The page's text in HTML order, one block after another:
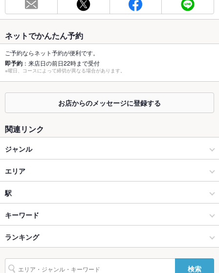
最大宴会収
容人数
70人(着席時 70人、立食時 70人)
個室 なし ：パーテーションで仕切る半個室有り 10～20名様
座敷 なし
掘りごたつ なし
貸切 貸切不可 ：可 （部分貸切20人～50人可、貸切50人以上可）
夜景がきれ
いなお席
あり
Wi-Fi なし
バリアフリ
ネットでかんたん予約
ご予約ならネット予約が便利です。
即予約 ：来店日の前日22時まで受付
※曜日、コースによって締切が異なる場合があります。
お店からのメッセージに登録する
関連リンク
ジャンル
イタリアン・フレンチ
パスタ・ピザ
博多 × イタリアン・フレンチ
博多 × パスタ・ピザ
博多駅 × イタリアン・フレンチ
エリア
博多駅（博多口）
博多駅（博多口） × イタリアン・フレンチ
博多駅（博多口） × パスタ・ピザ
博多駅（博多口） × ダイニングバー・バル
駅
博多駅
キーワード
にんにく料理
ランキング
福岡のグルメランキング
検索